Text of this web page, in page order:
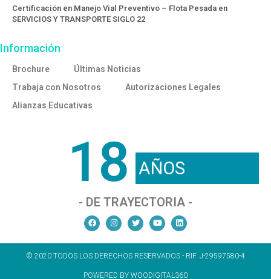
Certificación en Manejo Vial Preventivo – Flota Pesada en
SERVICIOS Y TRANSPORTE SIGLO 22
Información
Brochure
Últimas Noticias
Trabaja con Nosotros
Autorizaciones Legales
Alianzas Educativas
18 AÑOS
- DE TRAYECTORIA -
© 2020 TODOS LOS DERECHOS RESERVADOS - RIF. J-29597580-4
POWERED BY WOODIGITAL360